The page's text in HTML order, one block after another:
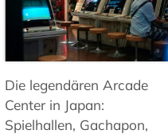
Die legendären Arcade
Center in Japan:
Spielhallen, Gachapon,